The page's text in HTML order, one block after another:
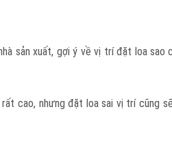
sản xuất, gợi ý về vị trí đặt loa
cao, nhưng đặt loa sai vị trí cũng